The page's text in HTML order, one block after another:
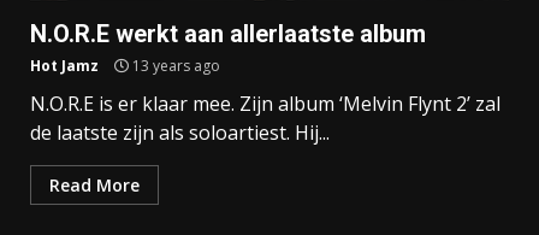
N.O.R.E werkt aan allerlaatste album
Hot Jamz 13 years ago
N.O.R.E is er klaar mee. Zijn album ‘Melvin Flynt 2’ zal
de laatste zijn als soloartiest. Hij...
Read More